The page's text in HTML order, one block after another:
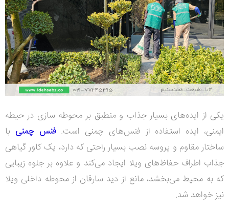
یکی از ایده‌های بسیار جذاب و منطبق بر محوطه سازی در حیطه
ایمنی، ایده استفاده از فنس‌های چمنی است.فنس چمنی با
ساختار مقاوم و پروسه نصب بسیار راحتی که دارد، یک کاور گیاهی
جذاب اطراف حفاظ‌های ویلا ایجاد می‌کند و علاوه بر جلوه زیبایی
که به محیط می‌بخشد، مانع از دید سارقان از محوطه داخلی ویلا
نیز خواهد شد.